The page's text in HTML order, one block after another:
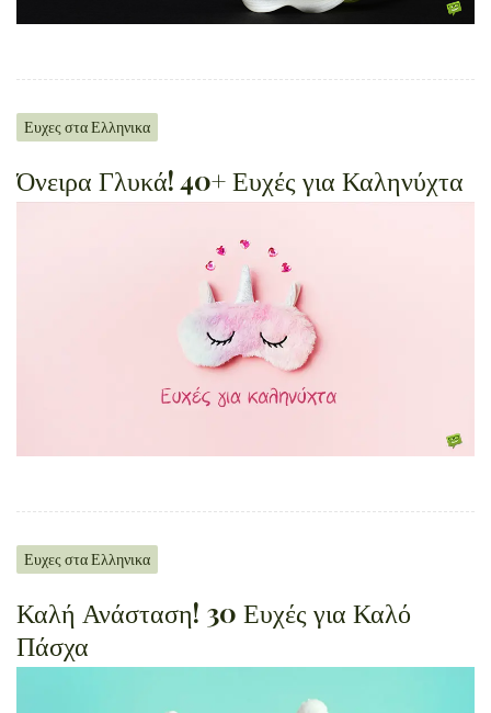
Ευχες στα Ελληνικα
Όνειρα Γλυκά! 40+ Ευχές για Καληνύχτα
Ευχες στα Ελληνικα
Καλή Ανάσταση! 30 Ευχές για Καλό
Πάσχα